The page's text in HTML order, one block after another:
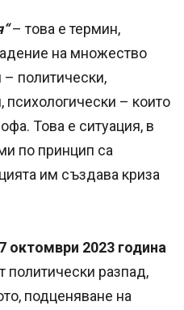
– това е термин,
на множество
– политически,
психологически – които
Това е ситуация, в
по принцип са
им създава криза
октомври 2023 година
политически разпад,
подценяване на